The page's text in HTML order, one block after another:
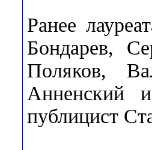
Ранее
Бондарев,
Поляков,
Анненский
публицист